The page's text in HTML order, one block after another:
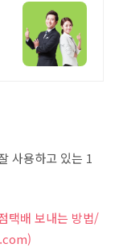
사용하고 있는 1
택배 보내는 방법/